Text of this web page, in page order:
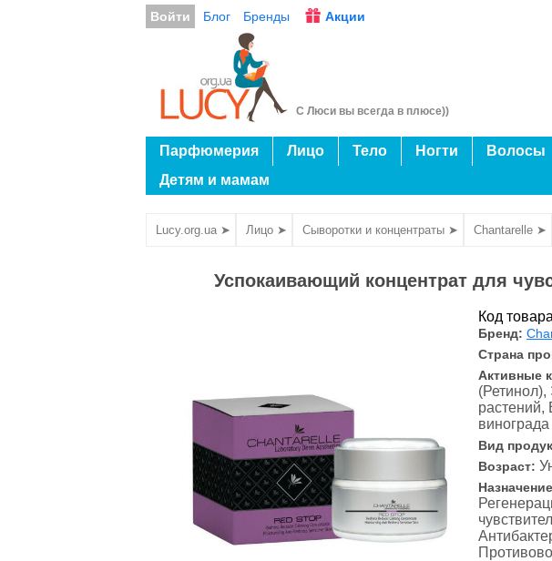
Войти Блог Бренды Акции
С Люси вы всегда в плюсе))
Парфюмерия Лицо Тело Ногти Волосы
Детям и мамам
Lucy.org.ua ➤ Лицо ➤ Сыворотки и концентраты ➤ Chantarelle ➤
Успокаивающий концентрат для
Код
Бренд:
Страна
Активные
(Ретинол),
растений,
винограда
Вид
Возраст: